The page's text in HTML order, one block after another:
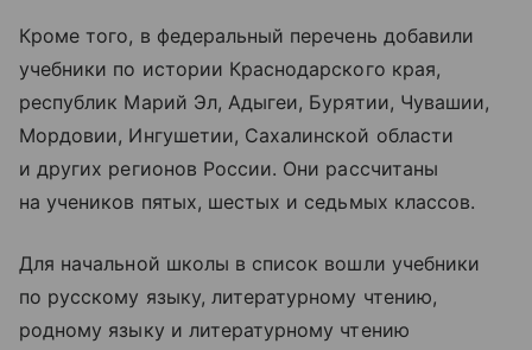
Кроме того, в федеральный перечень добавили
учебники по истории Краснодарского края,
республик Марий Эл, Адыгеи, Бурятии, Чувашии,
Мордовии, Ингушетии, Сахалинской области
и других регионов России. Они рассчитаны
на учеников пятых, шестых и седьмых классов.
Для начальной школы в список вошли учебники
по русскому языку, литературному чтению,
родному языку и литературному чтению